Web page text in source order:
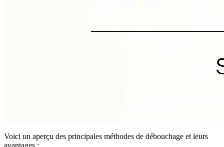
Voici un aperçu des principales méthodes de débouchage et leurs